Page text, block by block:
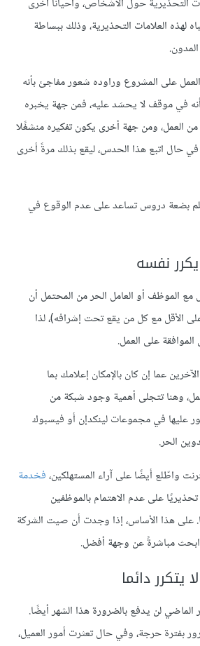
التحذيرية حول الأشخاص، وأحيانًا أخرى
لهذه العلامات التحذيرية، وذلك ببساطة
على المشروع وراوده شعور مفاجئ بأنه
في موقف لا يحسَد عليه، فمن جهة يخبره
العمل، ومن جهة أخرى يكون تفكيره منشغًلا
في حال اتبع هذا الحدس، ليقع بذلك مرةً أخرى
بضعة دروس تساعد على عدم الوقوع في
مع الموظف أو العامل الحر من المحتمل أن
الأقل مع كل من يقع تحت إشرافه)، لذا
على العمل.
عما إن كان بالإمكان إعلامك بما
وهنا تتجلى أهمية وجود شبكة من
عليها في مجموعات لينكدإن أو فيسبوك
الحر.
واطّلع أيضًا على آراء المستهلكين،فخدمة
على عدم الاهتمام بالموظفين
على هذا الأساس، إذا وجدت أن صيت الشركة
مباشرةً عن وجهة أفضل.
الماضي لن يدفع بالضرورة هذا الشهر أيضًا.
بفترة حرجة، وفي حال تعثرت أمور العميل،